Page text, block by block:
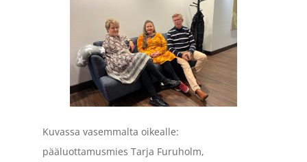
Kuvassa vasemmalta oikealle:
pääluottamusmies Tarja Furuholm,